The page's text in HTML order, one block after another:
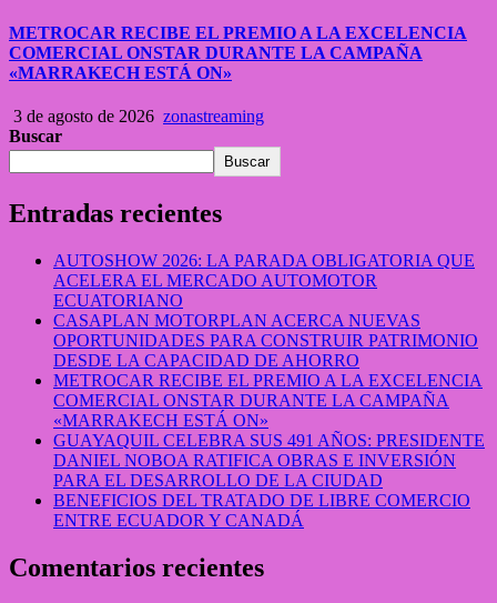
METROCAR RECIBE EL PREMIO A LA EXCELENCIA
COMERCIAL ONSTAR DURANTE LA CAMPAÑA
«MARRAKECH ESTÁ ON»
3 de agosto de 2026 zonastreaming
Buscar
Buscar
Entradas recientes
AUTOSHOW 2026: LA PARADA OBLIGATORIA QUE
ACELERA EL MERCADO AUTOMOTOR
ECUATORIANO
CASAPLAN MOTORPLAN ACERCA NUEVAS
OPORTUNIDADES PARA CONSTRUIR PATRIMONIO
DESDE LA CAPACIDAD DE AHORRO
METROCAR RECIBE EL PREMIO A LA EXCELENCIA
COMERCIAL ONSTAR DURANTE LA CAMPAÑA
«MARRAKECH ESTÁ ON»
GUAYAQUIL CELEBRA SUS 491 AÑOS: PRESIDENTE
DANIEL NOBOA RATIFICA OBRAS E INVERSIÓN
PARA EL DESARROLLO DE LA CIUDAD
BENEFICIOS DEL TRATADO DE LIBRE COMERCIO
ENTRE ECUADOR Y CANADÁ
Comentarios recientes